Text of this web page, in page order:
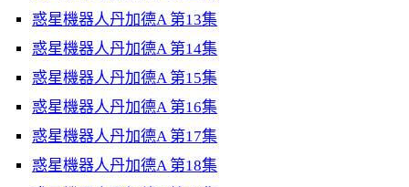
惑星機器人丹加德A 第13集
惑星機器人丹加德A 第14集
惑星機器人丹加德A 第15集
惑星機器人丹加德A 第16集
惑星機器人丹加德A 第17集
惑星機器人丹加德A 第18集